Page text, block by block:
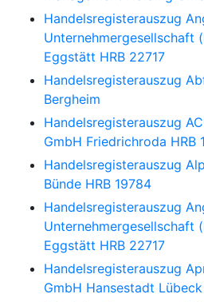
Handelsregisterauszug
Unternehmergesellschaft
Eggstätt HRB 22717
Handelsregisterauszug
Bergheim
Handelsregisterauszug
GmbH Friedrichroda HRB
Handelsregisterauszug
Bünde HRB 19784
Handelsregisterauszug
Unternehmergesellschaft
Eggstätt HRB 22717
Handelsregisterauszug
GmbH Hansestadt